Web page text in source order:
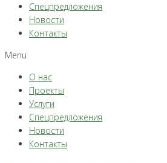
Спецпредложения
Новости
Контакты
Menu
О нас
Проекты
Услуги
Спецпредложения
Новости
Контакты